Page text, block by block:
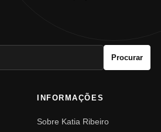
Procurar
INFORMAÇÕES
Sobre Katia Ribeiro